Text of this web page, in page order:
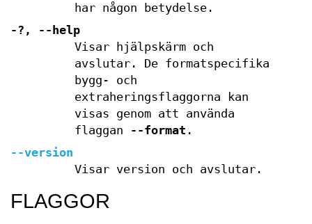
har någon betydelse.
-? ,
--help
Visar hjälpskärm och
avslutar. De formatspecifika
bygg- och
extraheringsflaggorna kan
visas genom att använda
flaggan
--format .
--version
Visar version och avslutar.
FLAGGOR